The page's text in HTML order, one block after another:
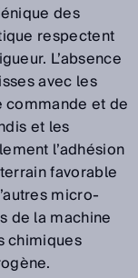
des
respectent
L’absence
avec les
et de
et les
l’adhésion
favorable
micro-
de la machine
chimiques